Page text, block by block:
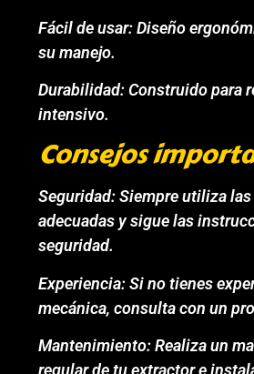
Fácil de usar: Diseño
su manejo.
Durabilidad: Construido para
intensivo.
Consejos
Seguridad: Siempre utiliza
adecuadas y sigue las
seguridad.
Experiencia: Si no tienes
mecánica, consulta con un
Mantenimiento: Realiza un
regular de tu extractor e